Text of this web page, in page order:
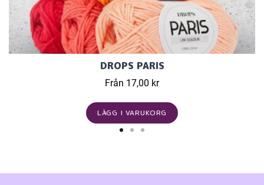
DROPS PARIS
Från 17,00 kr
LÄGG I VARUKORG